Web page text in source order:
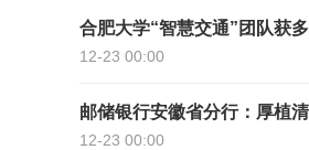
合肥大学“智慧交通”团队获
12-23 00:00
邮储银行安徽省分行：厚植
12-23 00:00